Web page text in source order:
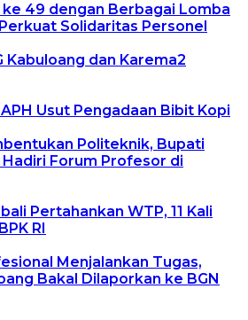
ke 49 dengan Berbagai Lomba
Solidaritas Personel
Kabuloang dan Karema2
Usut Pengadaan Bibit Kopi
Politeknik, Bupati
Forum Profesor di
Pertahankan WTP, 11 Kali
RI
Menjalankan Tugas,
Bakal Dilaporkan ke BGN